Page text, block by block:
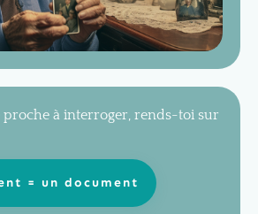
proche à interroger, rends-toi sur
= un document